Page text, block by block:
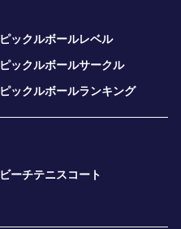
ピックルボールレベル
ピックルボールサークル
ピックルボールランキング
ビーチテニスコート